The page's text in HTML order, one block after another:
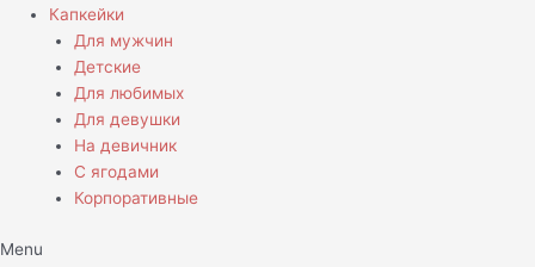
Капкейки
Для мужчин
Детские
Для любимых
Для девушки
На девичник
С ягодами
Корпоративные
Menu